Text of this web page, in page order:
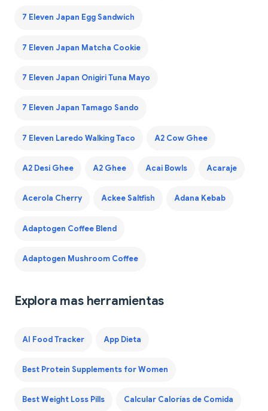
7 Eleven Japan Egg Sandwich
7 Eleven Japan Matcha Cookie
7 Eleven Japan Onigiri Tuna Mayo
7 Eleven Japan Tamago Sando
7 Eleven Laredo Walking Taco A2 Cow Ghee
A2 Desi Ghee A2 Ghee Acai Bowls Acaraje
Acerola Cherry Ackee Saltfish Adana Kebab
Adaptogen Coffee Blend
Adaptogen Mushroom Coffee
Explora mas herramientas
AI Food Tracker App Dieta
Best Protein Supplements for Women
Best Weight Loss Pills Calcular Calorías de Comida